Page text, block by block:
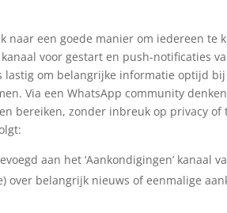
naar een goede manier om iedereen te
voor gestart en push-notificaties
om belangrijke informatie optijd bij
Via een WhatsApp community
bereiken, zonder inbreuk op privacy
aan het ‘Aankondigingen’ kanaal
over belangrijk nieuws of eenmalige